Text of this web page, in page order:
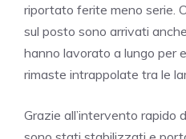
riportato ferite meno serie.
sul posto sono arrivati
hanno lavorato a lungo per
rimaste intrappolate tra le
Grazie all’intervento rapido